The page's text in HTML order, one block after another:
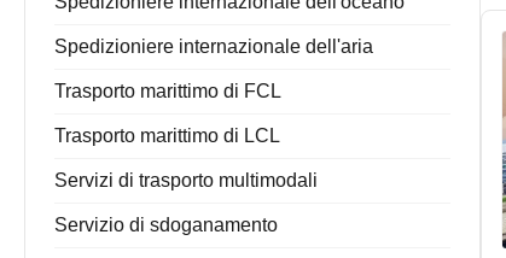
La Cina che immagazzina servizio
Spedizioniere internazionale dell'aria
Trasporto marittimo di FCL
Trasporto marittimo di LCL
Servizi di trasporto multimodali
Servizio di sdoganamento